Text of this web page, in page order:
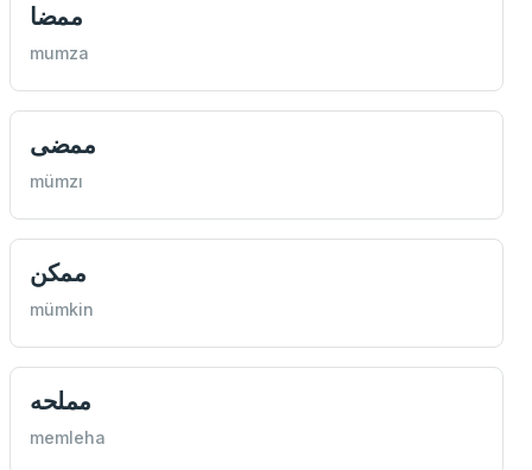
ممضا
mumza
ممضی
mümzı
ممكن
mümkin
مملحه
memleha